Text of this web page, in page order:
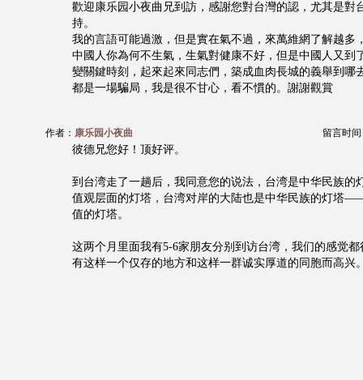
歡迎康乐园小夜曲兄到訪，感謝您對台灣的認，尤其是對
持。
我的言語可能過激，但是實在氣不過，來萬維網了解越多
中國人你為何不生氣，生氣對健康不好，但是中國人又到
變關鍵時刻，起來起來同志們，築成血肉長城的義舉到哪
都是一場騙局，我是很不甘心，看不慣的。謝謝觀賞
作者： 康乐园小夜曲 留言时间
彼德兄您好！顶好评。
到台湾走了一趟后，我同意您的说法，台湾是中华民族的
值观层面的灯塔，台湾对岸的大陆也是中华民族的灯塔
值的灯塔。
这两个月里面我有5-6家朋友分别到访台湾，我们的感觉
有这样一个仅存的地方和这样一群诚实厚道的同胞而高兴